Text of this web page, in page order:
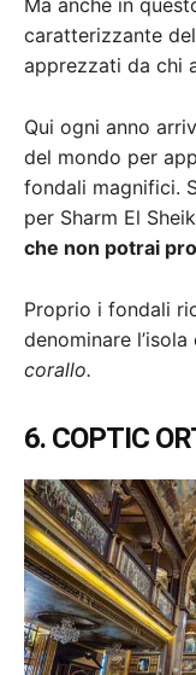
caratterizzante
apprezzati da chi
Qui ogni anno
del mondo per
fondali magnifici.
per Sharm El
che non potrai
Proprio i fondali
denominare
corallo.
6. COPTIC